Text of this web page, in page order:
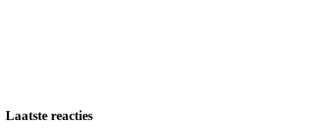
Laatste reacties